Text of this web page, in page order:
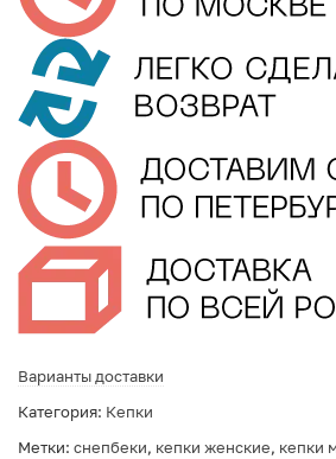
Варианты доставки
Категория: Кепки
Метки: снепбеки, кепки женские, кепки